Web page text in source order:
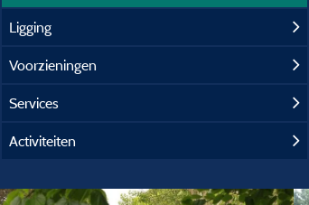
Ligging
Voorzieningen
Services
Activiteiten